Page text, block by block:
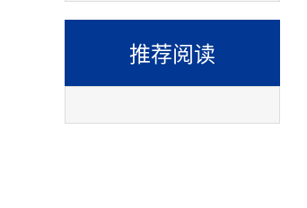
推荐阅读